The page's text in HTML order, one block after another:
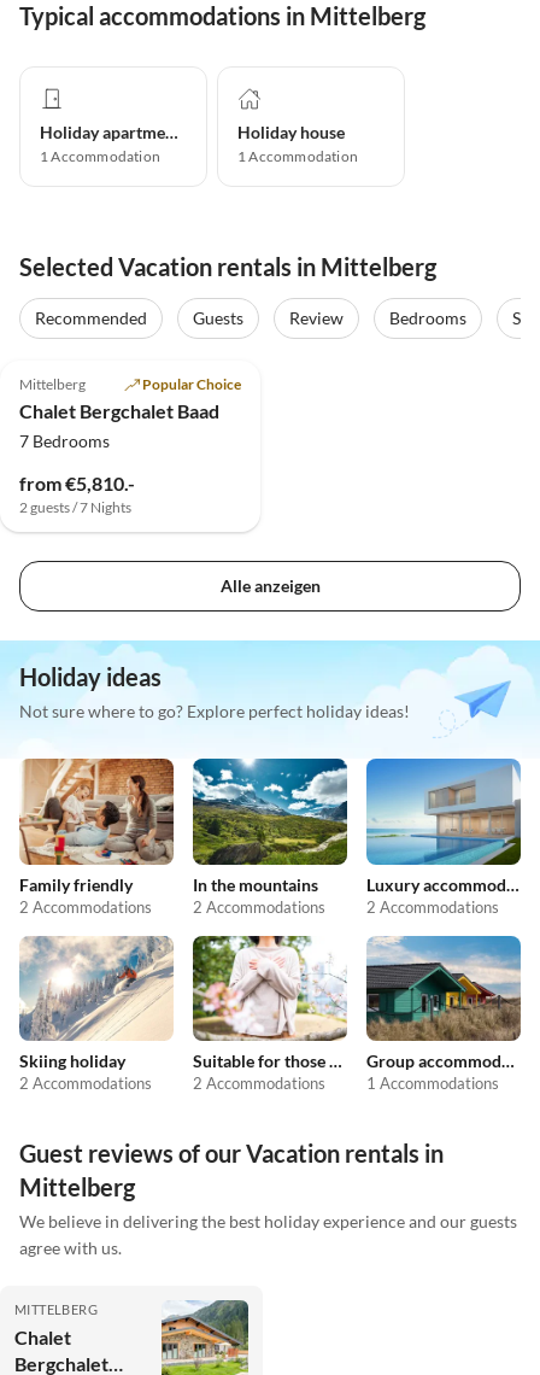
Typical accommodations in Mittelberg
Holiday apartment
1Accommodation
Holiday house
1Accommodation
Selected Vacation rentals in Mittelberg
Recommended Guests Review Bedrooms
Top-Listing
Mittelberg Popular Choice
Chalet Bergchalet Baad
7 Bedrooms
from €5,810.-
2 guests / 7 Nights
Alle anzeigen
Holiday ideas
Not sure where to go? Explore perfect holiday ideas!
Family friendly
2 Accommodations
In the mountains
2 Accommodations
Luxury accommodation
2 Accommodations
Skiing holiday
2 Accommodations
Suitable for those with allergies
2 Accommodations
Group accommodation
1 Accommodations
Guest reviews of our Vacation rentals in
Mittelberg
We believe in delivering the best holiday experience and our guests
agree with us.
MITTELBERG
Chalet
Bergchalet